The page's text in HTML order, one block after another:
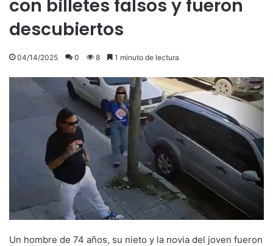
con billetes falsos y fueron
descubiertos
04/14/2025 0 8 1 minuto de lectura
Un hombre de 74 años, su nieto y la novia del joven fueron